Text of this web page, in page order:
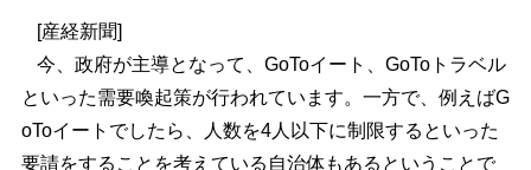
[産経新聞]
今、政府が主導となって、GoToイート、GoToトラベル
といった需要喚起策が行われています。一方で、例えばG
oToイートでしたら、人数を4人以下に制限するといった
要請をすることを考えている自治体もあるということで